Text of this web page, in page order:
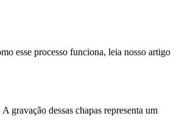
esse processo funciona, leia nosso artigo
gravação dessas chapas representa um